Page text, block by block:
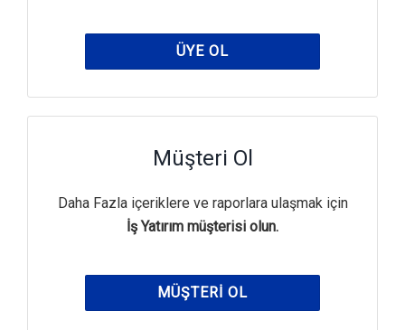
ÜYE OL
Müşteri Ol
Daha Fazla içeriklere ve raporlara ulaşmak için
İş Yatırım müşterisi olun.
MÜŞTERI OL